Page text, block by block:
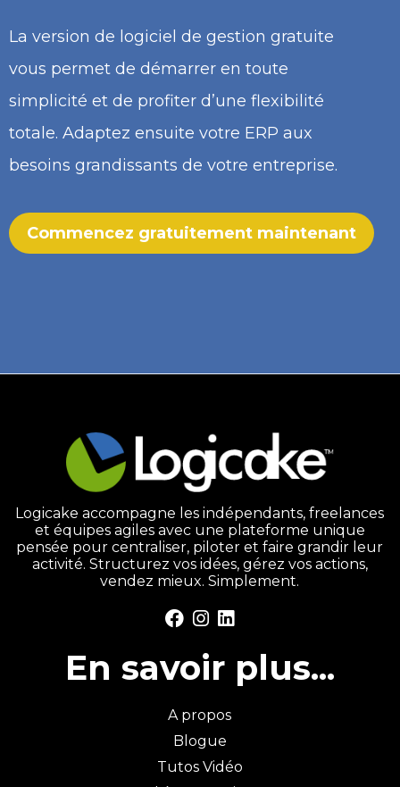
La version de logiciel de gestion gratuite
vous permet de démarrer en toute
simplicité et de profiter d’une flexibilité
totale. Adaptez ensuite votre ERP aux
besoins grandissants de votre entreprise.
Commencez gratuitement maintenant
Logicake accompagne les indépendants, freelances
et équipes agiles avec une plateforme unique
pensée pour centraliser, piloter et faire grandir leur
activité. Structurez vos idées, gérez vos actions,
vendez mieux. Simplement.
En savoir plus...
A propos
Blogue
Tutos Vidéo